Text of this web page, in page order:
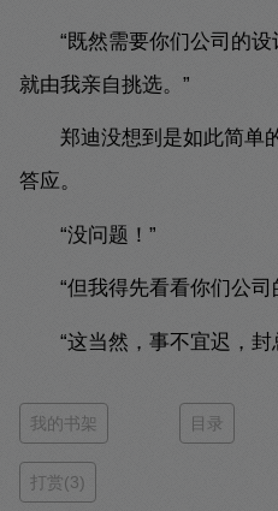
“既然需要你们公司的
就由我亲自挑选。”
郑迪没想到是如此简单
答应。
“没问题！”
“但我得先看看你们公
“这当然，事不宜迟，
我的书架 目录
打赏(3)